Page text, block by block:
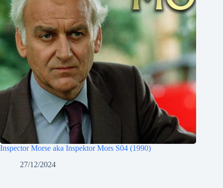
Inspector Morse aka Inspektor Mors S04 (1990)
27/12/2024